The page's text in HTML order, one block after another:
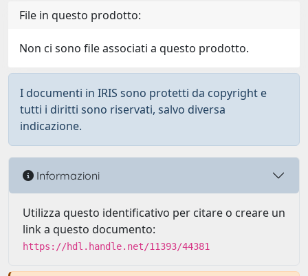
File in questo prodotto:
Non ci sono file associati a questo prodotto.
I documenti in IRIS sono protetti da copyright e
tutti i diritti sono riservati, salvo diversa
indicazione.
Informazioni
Utilizza questo identificativo per citare o creare un
link a questo documento:
https://hdl.handle.net/11393/44381